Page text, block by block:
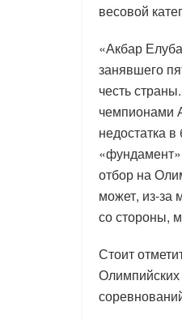
весовой
«Акбар
занявшего
честь
чемпионами
недостатка
отбор на
может, из-за
со стороны,
Стоит
Олимпийских